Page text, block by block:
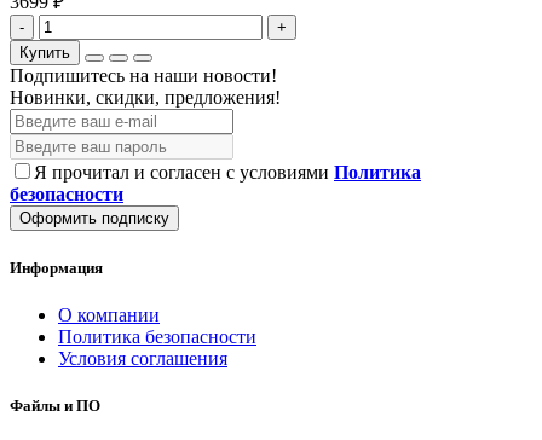
-
+
Купить
Подпишитесь на наши новости!
Новинки, скидки, предложения!
Я прочитал и согласен с условиями Политика
безопасности
Оформить подписку
Информация
О компании
Политика безопасности
Условия соглашения
Файлы и ПО